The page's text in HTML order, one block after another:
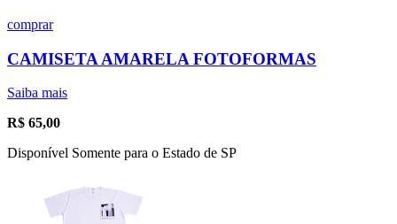
comprar
CAMISETA AMARELA FOTOFORMAS
Saiba mais
R$ 65,00
Disponível Somente para o Estado de SP